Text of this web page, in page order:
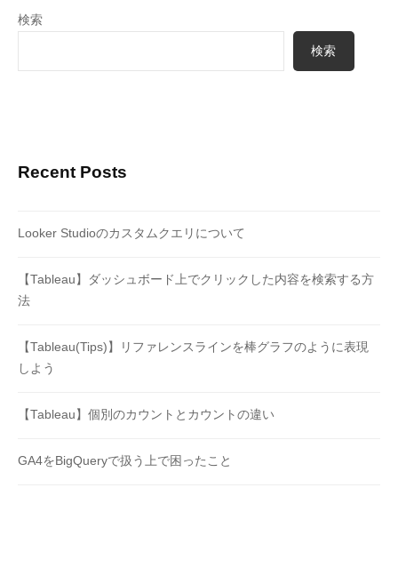
検索
検索
Recent Posts
Looker Studioのカスタムクエリについて
【Tableau】ダッシュボード上でクリックした内容を検索する方
法
【Tableau(Tips)】リファレンスラインを棒グラフのように表現
しよう
【Tableau】個別のカウントとカウントの違い
GA4をBigQueryで扱う上で困ったこと